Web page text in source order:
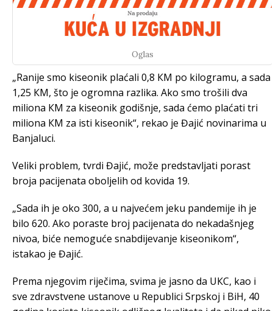
Oglas
„Ranije smo kiseonik plaćali 0,8 КM po kilogramu, a sada
1,25 КM, što je ogromna razlika. Ako smo trošili dva
miliona КM za kiseonik godišnje, sada ćemo plaćati tri
miliona КM za isti kiseonik“, rekao je Đajić novinarima u
Banjaluci.
Veliki problem, tvrdi Đajić, može predstavljati porast
broja pacijenata oboljelih od kovida 19.
„Sada ih je oko 300, a u najvećem jeku pandemije ih je
bilo 620. Ako poraste broj pacijenata do nekadašnjeg
nivoa, biće nemoguće snabdijevanje kiseonikom“,
istakao je Đajić.
Prema njegovim riječima, svima je jasno da UКC, kao i
sve zdravstvene ustanove u Republici Srpskoj i BiH, 40